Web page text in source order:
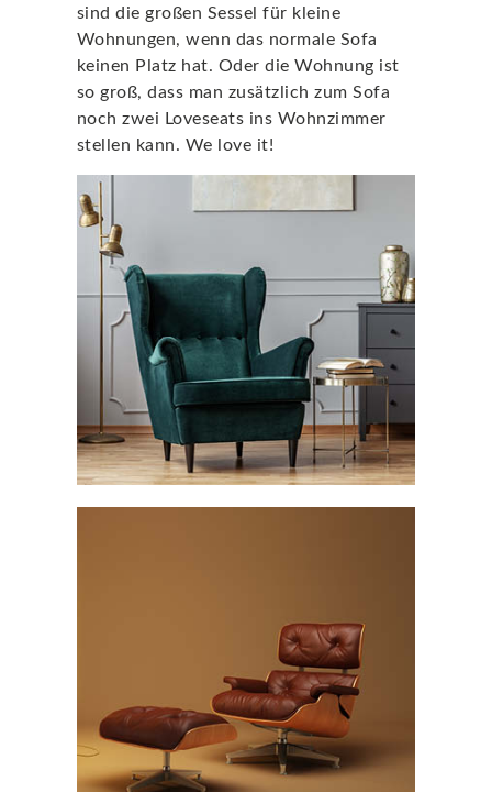
sind die großen Sessel für kleine
Wohnungen, wenn das normale Sofa
keinen Platz hat. Oder die Wohnung ist
so groß, dass man zusätzlich zum Sofa
noch zwei Loveseats ins Wohnzimmer
stellen kann. We love it!